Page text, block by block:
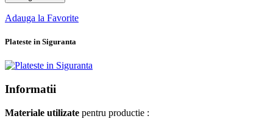
Adauga la Favorite
Plateste in Siguranta
Informatii
Materiale utilizate pentru productie :